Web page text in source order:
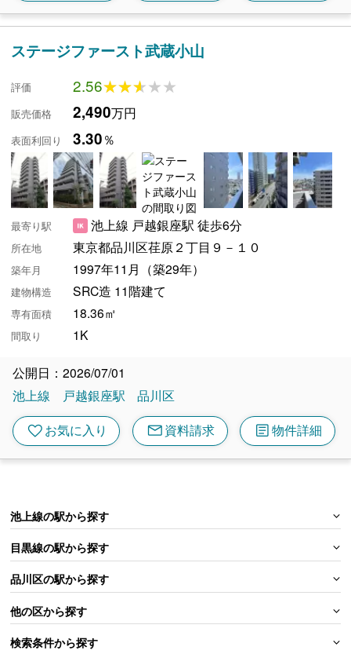
ステージファースト武蔵小山
評価 2.56★★★★★
★★★★★
販売価格 2,490万円
表面利回り 3.30％
最寄り駅 池上線 戸越銀座駅 徒歩6分
所在地 東京都品川区荏原２丁目９－１０
築年月 1997年11月（築29年）
建物構造 SRC造 11階建て
専有面積 18.36㎡
間取り 1K
公開日：2026/07/01
池上線
戸越銀座駅 品川区
favoriteお気に入り mail資料請求 article物件詳細
池上線の駅から探す
目黒線の駅から探す
品川区の駅から探す
他の区から探す
検索条件から探す